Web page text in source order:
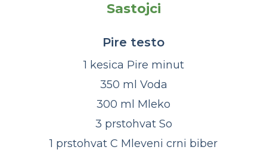
Sastojci
Pire testo
1 kesica Pire minut
350 ml Voda
300 ml Mleko
3 prstohvat So
1 prstohvat C Mleveni crni biber